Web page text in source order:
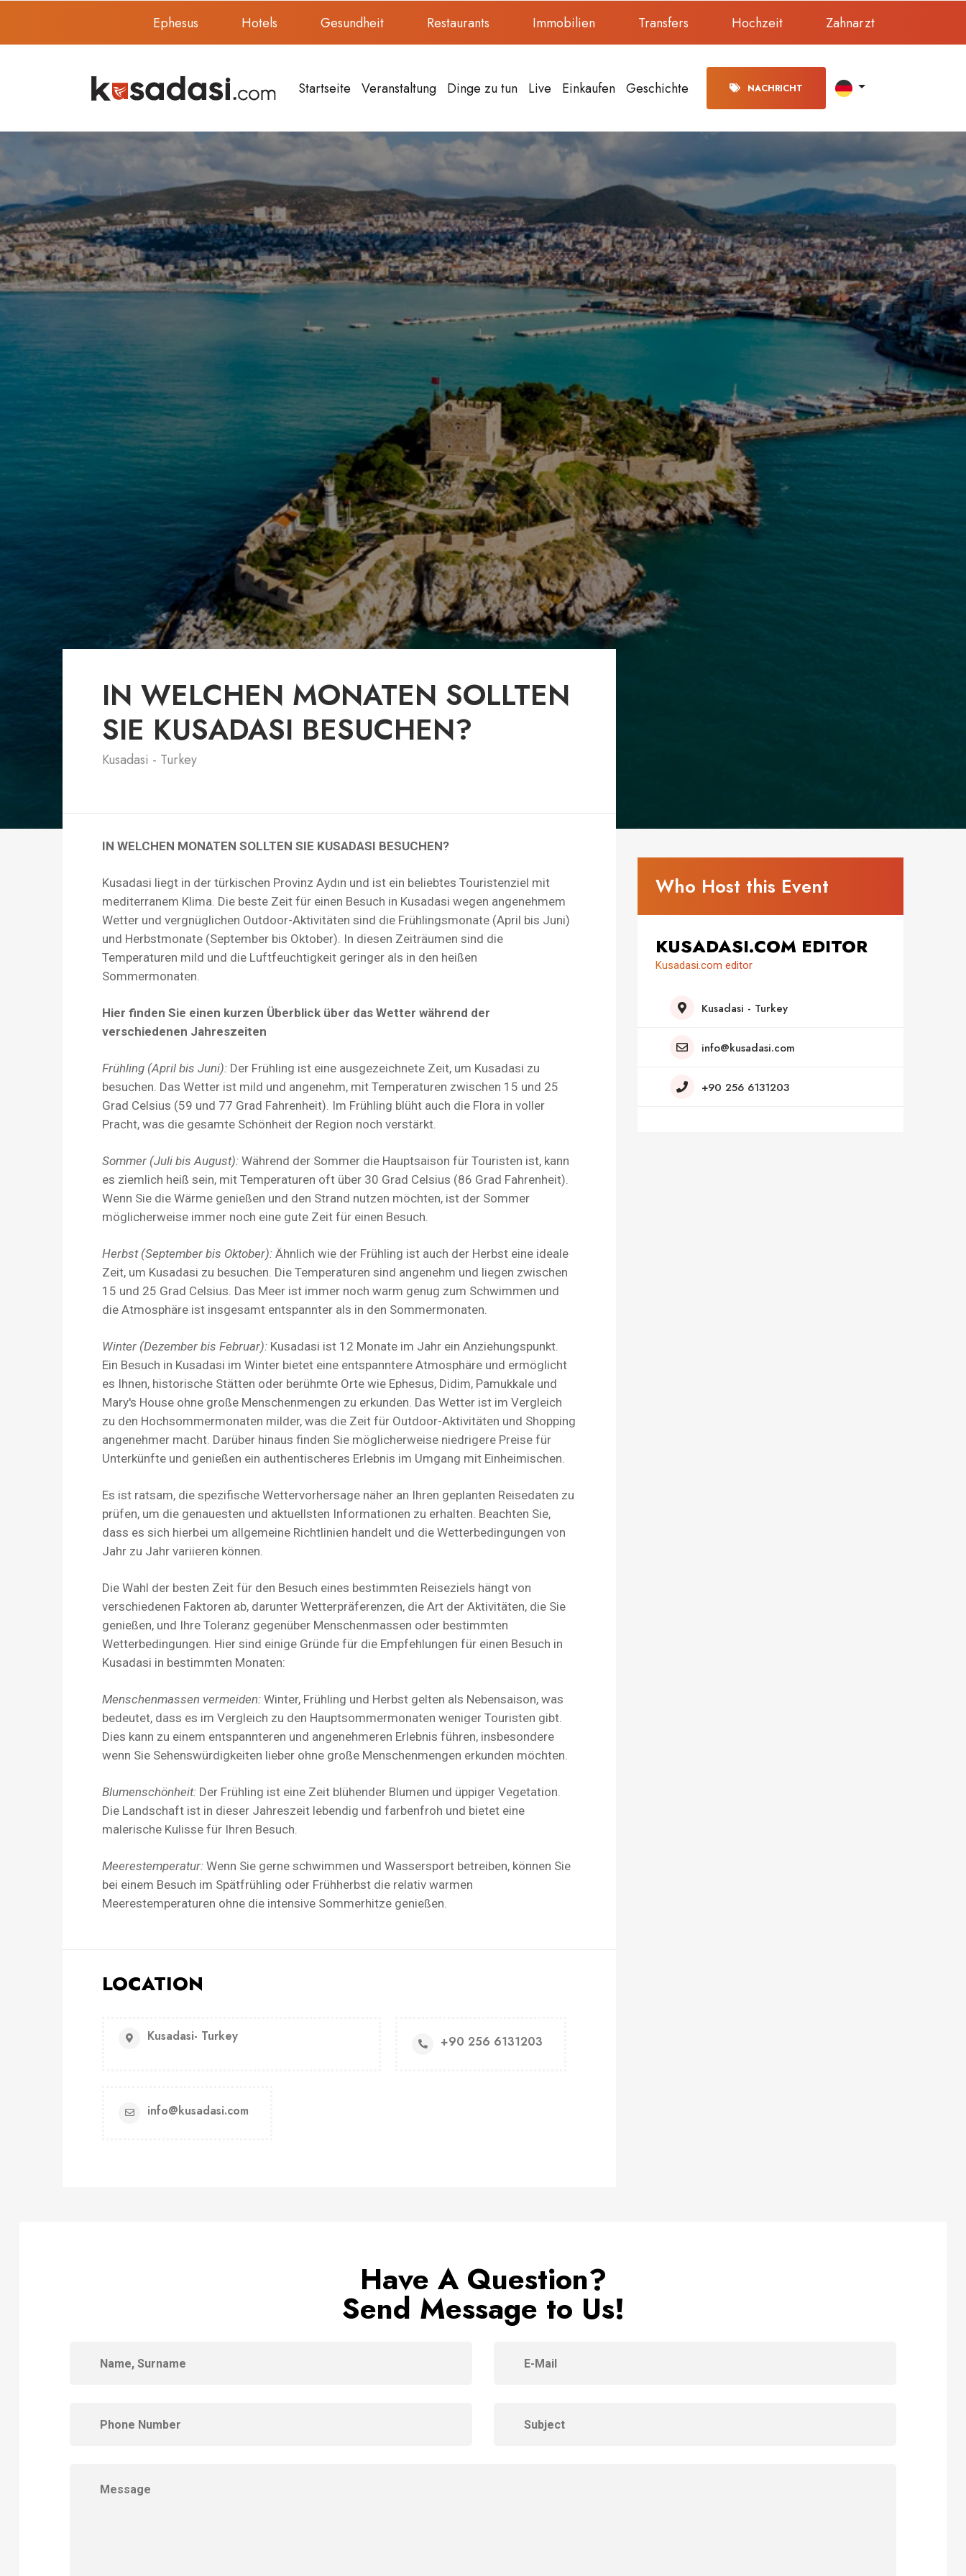
Ephesus Hotels Gesundheit Restaurants Immobilien Transfers Hochzeit Zahnarzt
Startseite Veranstaltung Dinge zu tun Live Einkaufen Geschichte NACHRICHT
IN WELCHEN MONATEN SOLLTEN
SIE KUSADASI BESUCHEN?
Kusadasi - Turkey
IN WELCHEN MONATEN SOLLTEN SIE KUSADASI BESUCHEN?
Kusadasi liegt in der türkischen Provinz Aydın und ist ein beliebtes Touristenziel mit
mediterranem Klima. Die beste Zeit für einen Besuch in Kusadasi wegen angenehmem
Wetter und vergnüglichen Outdoor-Aktivitäten sind die Frühlingsmonate (April bis Juni)
und Herbstmonate (September bis Oktober). In diesen Zeiträumen sind die
Temperaturen mild und die Luftfeuchtigkeit geringer als in den heißen
Sommermonaten.
Hier finden Sie einen kurzen Überblick über das Wetter während der
verschiedenen Jahreszeiten
Frühling (April bis Juni): Der Frühling ist eine ausgezeichnete Zeit, um Kusadasi zu
besuchen. Das Wetter ist mild und angenehm, mit Temperaturen zwischen 15 und 25
Grad Celsius (59 und 77 Grad Fahrenheit). Im Frühling blüht auch die Flora in voller
Pracht, was die gesamte Schönheit der Region noch verstärkt.
Sommer (Juli bis August): Während der Sommer die Hauptsaison für Touristen ist, kann
es ziemlich heiß sein, mit Temperaturen oft über 30 Grad Celsius (86 Grad Fahrenheit).
Wenn Sie die Wärme genießen und den Strand nutzen möchten, ist der Sommer
möglicherweise immer noch eine gute Zeit für einen Besuch.
Herbst (September bis Oktober): Ähnlich wie der Frühling ist auch der Herbst eine ideale
Zeit, um Kusadasi zu besuchen. Die Temperaturen sind angenehm und liegen zwischen
15 und 25 Grad Celsius. Das Meer ist immer noch warm genug zum Schwimmen und
die Atmosphäre ist insgesamt entspannter als in den Sommermonaten.
Winter (Dezember bis Februar): Kusadasi ist 12 Monate im Jahr ein Anziehungspunkt.
Ein Besuch in Kusadasi im Winter bietet eine entspanntere Atmosphäre und ermöglicht
es Ihnen, historische Stätten oder berühmte Orte wie Ephesus, Didim, Pamukkale und
Mary's House ohne große Menschenmengen zu erkunden. Das Wetter ist im Vergleich
zu den Hochsommermonaten milder, was die Zeit für Outdoor-Aktivitäten und Shopping
angenehmer macht. Darüber hinaus finden Sie möglicherweise niedrigere Preise für
Unterkünfte und genießen ein authentischeres Erlebnis im Umgang mit Einheimischen.
Es ist ratsam, die spezifische Wettervorhersage näher an Ihren geplanten Reisedaten zu
prüfen, um die genauesten und aktuellsten Informationen zu erhalten. Beachten Sie,
dass es sich hierbei um allgemeine Richtlinien handelt und die Wetterbedingungen von
Jahr zu Jahr variieren können.
Die Wahl der besten Zeit für den Besuch eines bestimmten Reiseziels hängt von
verschiedenen Faktoren ab, darunter Wetterpräferenzen, die Art der Aktivitäten, die Sie
genießen, und Ihre Toleranz gegenüber Menschenmassen oder bestimmten
Wetterbedingungen. Hier sind einige Gründe für die Empfehlungen für einen Besuch in
Kusadasi in bestimmten Monaten:
Menschenmassen vermeiden: Winter, Frühling und Herbst gelten als Nebensaison, was
bedeutet, dass es im Vergleich zu den Hauptsommermonaten weniger Touristen gibt.
Dies kann zu einem entspannteren und angenehmeren Erlebnis führen, insbesondere
wenn Sie Sehenswürdigkeiten lieber ohne große Menschenmengen erkunden möchten.
Blumenschönheit: Der Frühling ist eine Zeit blühender Blumen und üppiger Vegetation.
Die Landschaft ist in dieser Jahreszeit lebendig und farbenfroh und bietet eine
malerische Kulisse für Ihren Besuch.
Meerestemperatur: Wenn Sie gerne schwimmen und Wassersport betreiben, können Sie
bei einem Besuch im Spätfrühling oder Frühherbst die relativ warmen
Meerestemperaturen ohne die intensive Sommerhitze genießen.
LOCATION
Kusadasi- Turkey +90 256 6131203
info@kusadasi.com
Who Host this Event
KUSADASI.COM EDITOR
Kusadasi.com editor
Kusadasi - Turkey
info@kusadasi.com
+90 256 6131203
Have A Question?
Send Message to Us!